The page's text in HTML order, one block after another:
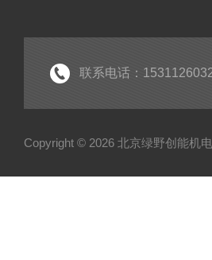
联系电话：
Copyright © 2026 北京绿野创能机